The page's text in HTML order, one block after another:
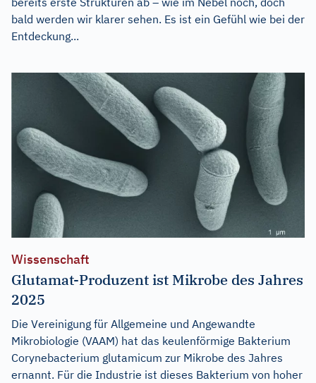
bald werden wir klarer sehen. Es ist ein Gefühl wie bei der
Entdeckung...
Wissenschaft
Glutamat-Produzent ist Mikrobe des Jahres
2025
Die Vereinigung für Allgemeine und Angewandte
Mikrobiologie (VAAM) hat das keulenförmige Bakterium
Corynebacterium glutamicum zur Mikrobe des Jahres
ernannt. Für die Industrie ist dieses Bakterium von hoher